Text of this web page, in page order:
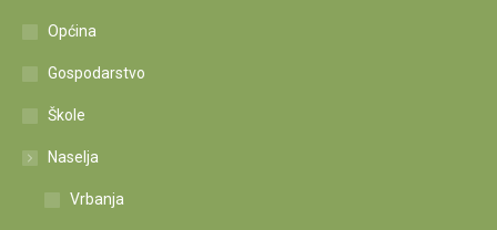
Općina
Gospodarstvo
Škole
Naselja
Vrbanja